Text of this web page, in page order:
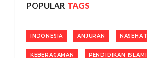
POPULAR TAGS
INDONESIA ANJURAN NASEHAT
KEBERAGAMAN PENDIDIKAN ISLAMI